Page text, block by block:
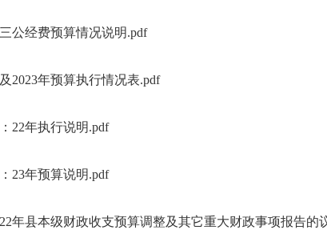
公经费预算情况说明.pdf
2023年预算执行情况表.pdf
22年执行说明.pdf
23年预算说明.pdf
年县本级财政收支预算调整及其它重大财政事项报告的